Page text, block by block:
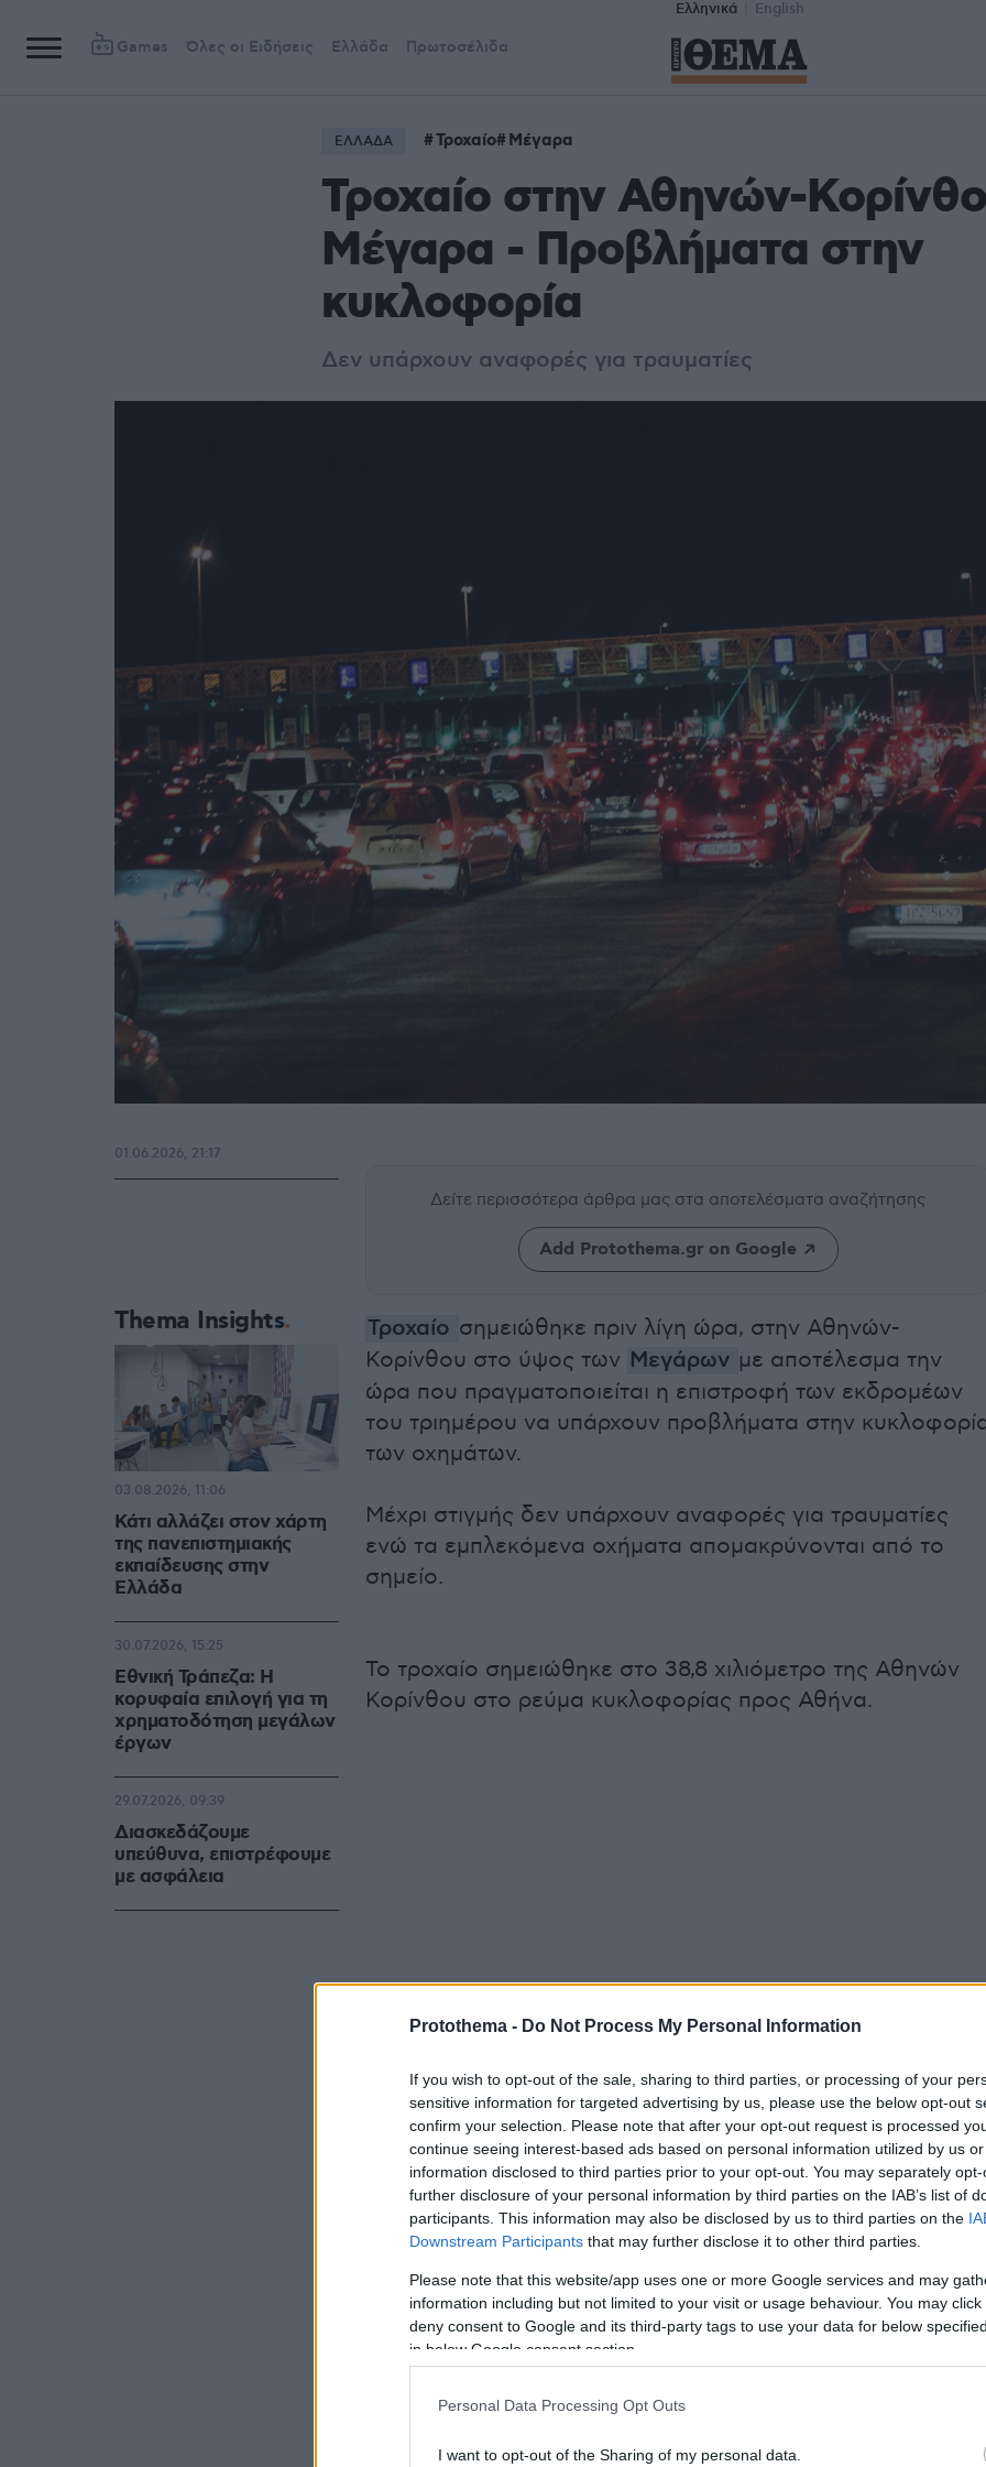
Protothema - Do Not Process My Personal Information
If you wish to opt-out of the sale, sharing to third parties, or processing of your
sensitive information for targeted advertising by us, please use the below opt-out
confirm your selection. Please note that after your opt-out request is processed
continue seeing interest-based ads based on personal information utilized by us
information disclosed to third parties prior to your opt-out. You may separately
further disclosure of your personal information by third parties on the IAB’s list of
participants. This information may also be disclosed by us to third parties on the
Downstream Participants that may further disclose it to other third parties.
Please note that this website/app uses one or more Google services and may
information including but not limited to your visit or usage behaviour. You may
deny consent to Google and its third-party tags to use your data for below
in below Google consent section.
Personal Data Processing Opt Outs
I want to opt-out of the Sharing of my personal data.
Ελληνικά English
Games Όλες οι Ειδήσεις Ελλάδα Πρωτοσέλιδα
ΕΛΛΑΔΑ Τροχαίο Μέγαρα
Τροχαίο στην Αθηνών-
Μέγαρα - Προβλήματα στην
κυκλοφορία
Δεν υπάρχουν αναφορές για τραυματίες
Δείτε περισσότερα άρθρα μας στα αποτελέσματα αναζήτησης
Add Protothema.gr on Google
Τροχαίο σημειώθηκε πριν λίγη ώρα, στην Αθηνών-
Κορίνθου στο ύψος των Μεγάρων με αποτέλεσμα την
ώρα που πραγματοποιείται η επιστροφή των εκδρομέων
του τριημέρου να υπάρχουν προβλήματα στην
των οχημάτων.
Μέχρι στιγμής δεν υπάρχουν αναφορές για τραυματίες
ενώ τα εμπλεκόμενα οχήματα απομακρύνονται από το
σημείο.
Το τροχαίο σημειώθηκε στο 38,8 χιλιόμετρο της Αθηνών
Κορίνθου στο ρεύμα κυκλοφορίας προς Αθήνα.
01.06.2026, 21:17
Thema Insights
Κάτι αλλάζει στον χάρτη
της πανεπιστημιακής
εκπαίδευσης στην
Ελλάδα
03.08.2026, 11:06
Εθνική Τράπεζα: Η
κορυφαία επιλογή για τη
χρηματοδότηση μεγάλων
έργων
30.07.2026, 15:25
Διασκεδάζουμε
υπεύθυνα, επιστρέφουμε
με ασφάλεια
29.07.2026, 09:39